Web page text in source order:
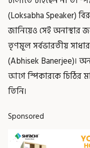
(Loksabha Speaker)
জানিয়েও সেই অনাস্থার
তৃণমূল সর্বভারতীয়
(Abhisek Banerjee)।
আগে স্পিকারকে চিঠির
তিনি।
Sponsored